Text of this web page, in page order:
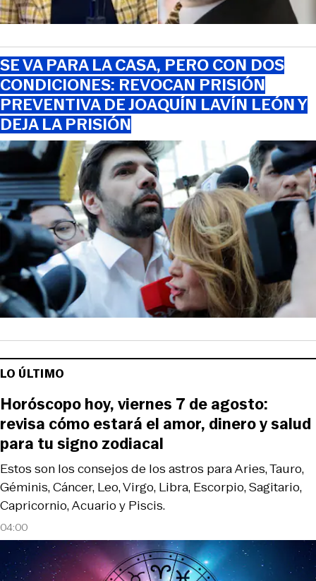
SE VA PARA LA CASA, PERO CON DOS
CONDICIONES: REVOCAN PRISIÓN
PREVENTIVA DE JOAQUÍN LAVÍN LEÓN Y
DEJA LA PRISIÓN
LO ÚLTIMO
04:00
Estos son los consejos de los astros para Aries, Tauro,
Géminis, Cáncer, Leo, Virgo, Libra, Escorpio, Sagitario,
Capricornio, Acuario y Piscis.
Horóscopo hoy, viernes 7 de agosto:
revisa cómo estará el amor, dinero y salud
para tu signo zodiacal